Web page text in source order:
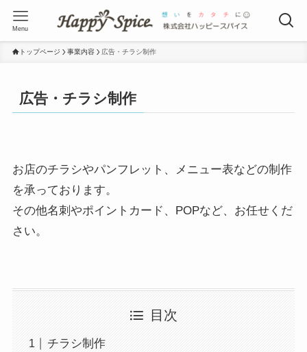
Menu
トップページ 事業内容 広告・チラシ制作
広告・チラシ制作
お店のチラシやパンフレット、メニュー表などの制作
を承っております。
その他名刺やポイントカード、POPなど、お任せくだ
さい。
目次
チラシ制作